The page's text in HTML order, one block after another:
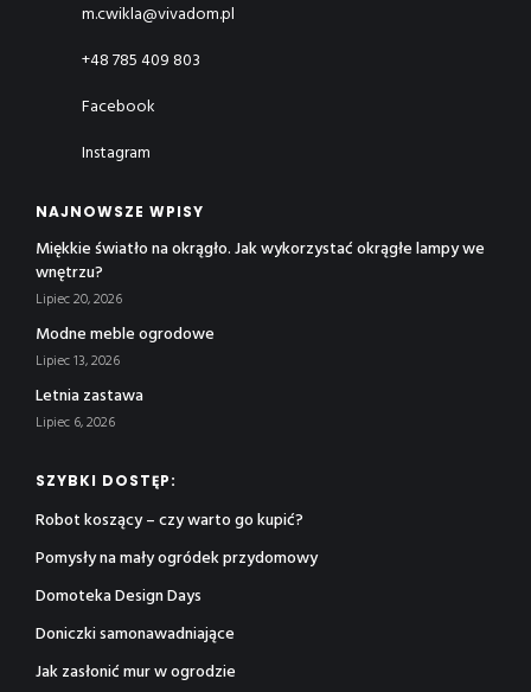
m.cwikla@vivadom.pl
+48 785 409 803
Facebook
Instagram
NAJNOWSZE WPISY
Miękkie światło na okrągło. Jak wykorzystać okrągłe lampy we
wnętrzu?
Lipiec 20, 2026
Modne meble ogrodowe
Lipiec 13, 2026
Letnia zastawa
Lipiec 6, 2026
SZYBKI DOSTĘP:
Robot koszący – czy warto go kupić?
Pomysły na mały ogródek przydomowy
Domoteka Design Days
Doniczki samonawadniające
Jak zasłonić mur w ogrodzie